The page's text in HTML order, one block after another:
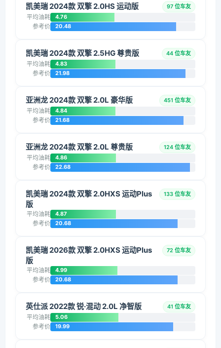
凯美瑞 2024款 双擎 2.0HS 运动版 97 位车友
平均油耗 4.76
参考价 20.48
凯美瑞 2024款 双擎 2.5HG 尊贵版 44 位车友
平均油耗 4.83
参考价 21.98
亚洲龙 2024款 双擎 2.0L 豪华版 451 位车友
平均油耗 4.84
参考价 21.68
亚洲龙 2024款 双擎 2.0L 尊贵版 124 位车友
平均油耗 4.86
参考价 22.68
凯美瑞 2024款 双擎 2.0HXS 运动Plus
版
133 位车友
平均油耗 4.87
参考价 20.68
凯美瑞 2026款 双擎 2.0HXS 运动Plus
版
72 位车友
平均油耗 4.99
参考价 20.68
英仕派 2022款 锐·混动 2.0L 净智版 41 位车友
平均油耗 5.06
参考价 19.99